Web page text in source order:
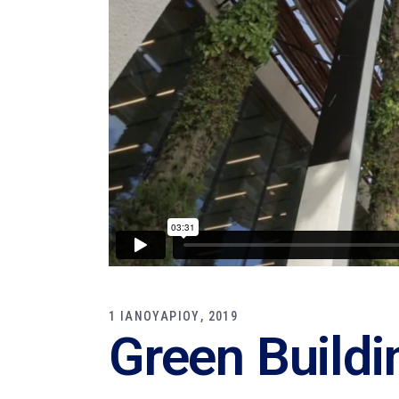
1 ΙΑΝΟΥΑΡΙΟΥ, 2019
Green